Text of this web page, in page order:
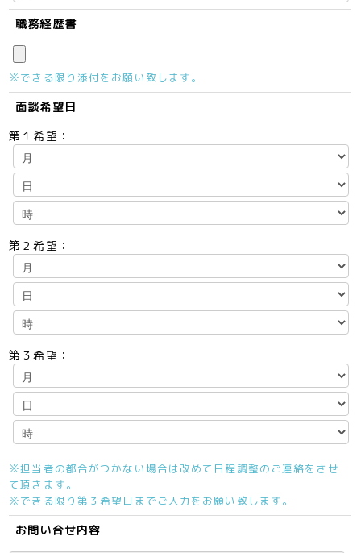
職務経歴書
※できる限り添付をお願い致します。
面談希望日
第１希望：
第２希望：
第３希望：
※担当者の都合がつかない場合は改めて日程調整のご連絡をさせ
て頂きます。
※できる限り第３希望日までご入力をお願い致します。
お問い合せ内容